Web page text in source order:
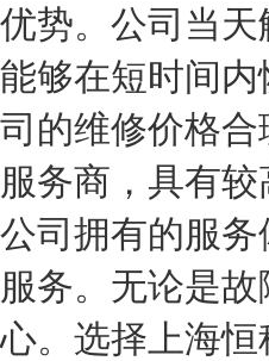
优势。公司当
能够在短时间
司的维修价格
服务商，具有较
公司拥有的服
服务。无论是
心。选择上海